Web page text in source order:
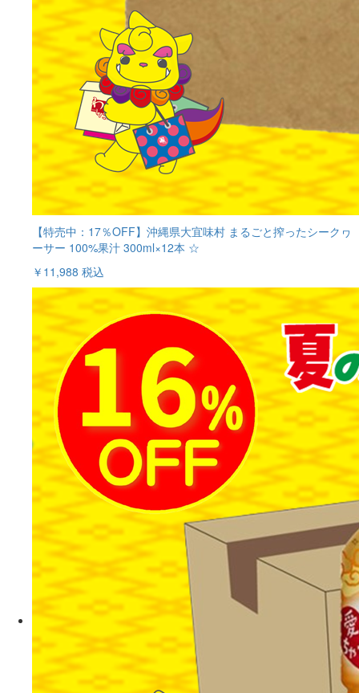
【特売中：17％OFF】沖縄県大宜味村 まるごと搾ったシークヮ
ーサー 100%果汁 300ml×12本 ☆
￥11,988 税込